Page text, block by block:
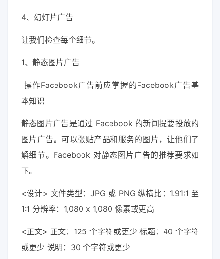
4、幻灯片广告
让我们检查每个细节。
1、静态图片广告
操作Facebook广告前应掌握的Facebook广告基
本知识
静态图片广告是通过 Facebook 的新闻提要投放的
图片广告。可以张贴产品和服务的图片，让他们了
解细节。Facebook 对静态图片广告的推荐要求如
下。
<设计> 文件类型：JPG 或 PNG 纵横比：1.91:1 至
1:1 分辨率：1,080 x 1,080 像素或更高
<正文> 正文：125 个字符或更少 标题：40 个字符
或更少 说明：30 个字符或更少